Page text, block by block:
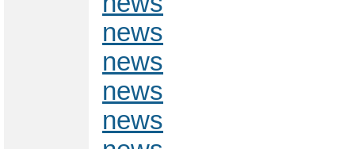
news
news
news
news